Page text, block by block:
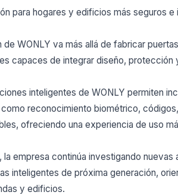
para hogares y edificios más seguros e
de WONLY va más allá de fabricar
capaces de integrar diseño,
inteligentes de WONLY permiten
reconocimiento biométrico,
ofreciendo una experiencia de uso
la empresa continúa investigando
inteligentes de próxima generación,
y edificios.